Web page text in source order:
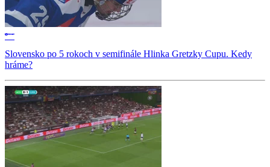
Slovensko po 5 rokoch v semifinále Hlinka Gretzky Cupu. Kedy
hráme?